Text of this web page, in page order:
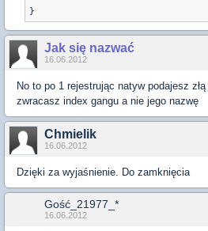
Jak się nazwać
16.06.2012
No to po 1 rejestrując natyw podajesz
zwracasz index gangu a nie jego nazwę
Chmielik
16.06.2012
Dzięki za wyjaśnienie. Do zamknięcia
Gość_21977_*
16.06.2012